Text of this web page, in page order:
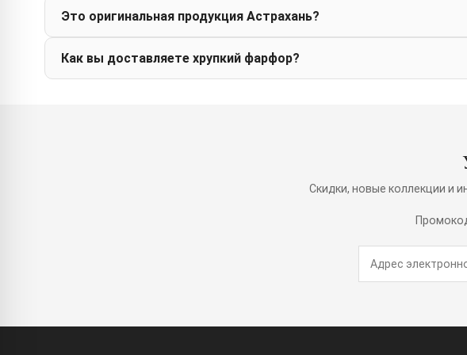
Это оригинальная продукция Астрахань?
Как вы доставляете хрупкий фарфор?
Скидки, новые коллекции и